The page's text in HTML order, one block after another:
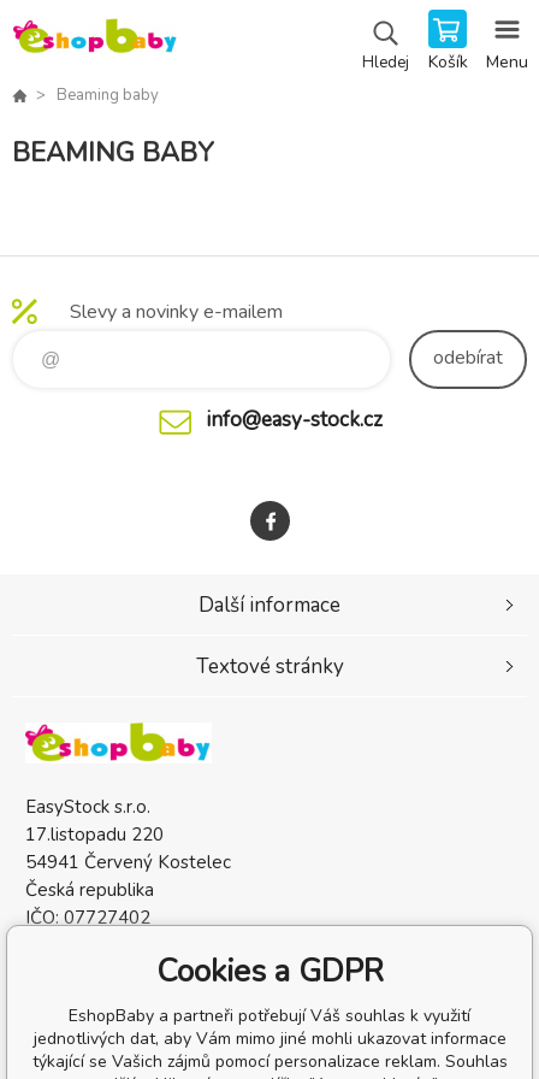
Hledej Košík Menu
Beaming baby
BEAMING BABY
Slevy a novinky e-mailem
odebírat
info@easy-stock.cz
EasyStock s.r.o.
17.listopadu 220
54941 Červený Kostelec
Česká republika
IČO: 07727402
Další informace
Textové stránky
Cookies a GDPR
EshopBaby a partneři potřebují Váš souhlas k využití
jednotlivých dat, aby Vám mimo jiné mohli ukazovat informace
týkající se Vašich zájmů pomocí personalizace reklam. Souhlas